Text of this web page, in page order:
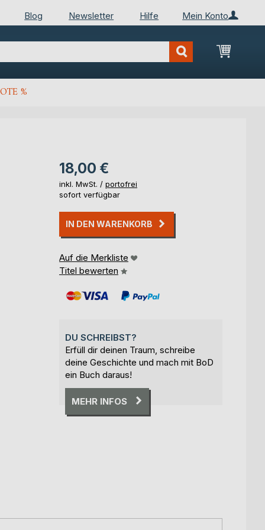
Mein Konto
Blog Newsletter Hilfe
Mein
%
18,00 €
inkl. MwSt. / portofrei
sofort verfügbar
IN DEN WARENKORB
Auf die Merkliste
Titel bewerten
DU SCHREIBST?
Erfüll dir deinen Traum, schreibe
deine Geschichte und mach mit BoD
ein Buch daraus!
MEHR INFOS